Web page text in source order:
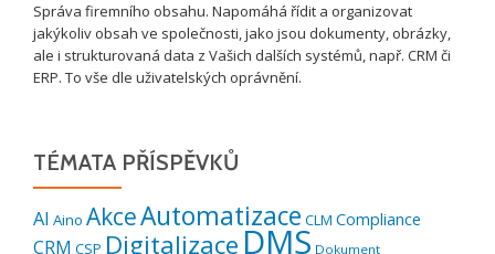
Správa firemního obsahu. Napomáhá řídit a organizovat
jakýkoliv obsah ve společnosti, jako jsou dokumenty, obrázky,
ale i strukturovaná data z Vašich dalších systémů, např. CRM či
ERP. To vše dle uživatelských oprávnění.
TÉMATA PŘÍSPĚVKŮ
AI Aino AkceAutomatizace CLM Compliance
CRM CSP Digitalizace DMS Dokument